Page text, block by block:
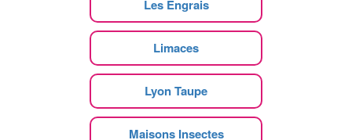
Les Engrais
Limaces
Lyon Taupe
Maisons Insectes